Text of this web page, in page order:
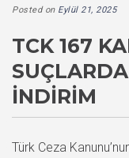
Posted on Eylül 21, 2025
TCK 167
İNDIRIM
Türk Ceza